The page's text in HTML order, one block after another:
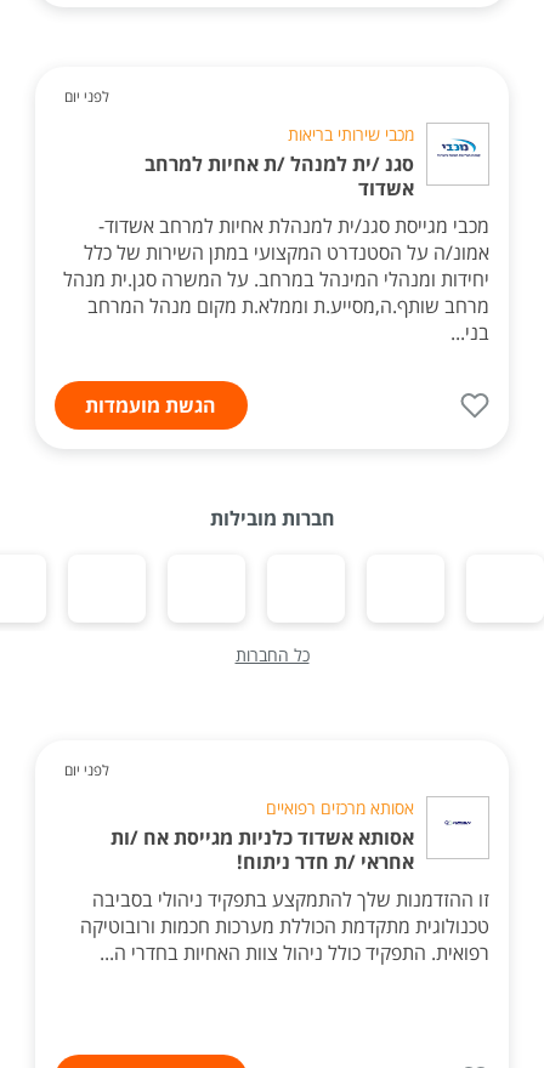
לפני יום
מכבי שירותי בריאות
סגנ /ית למנהל /ת אחיות למרחב
אשדוד
מכבי מגייסת סגנ/ית למנהלת אחיות למרחב אשדוד-
אמונ/ה על הסטנדרט המקצועי במתן השירות של כלל
יחידות ומנהלי המינהל במרחב. על המשרה סגן.ית מנהל
מרחב שותף.ה,מסייע.ת וממלא.ת מקום מנהל המרחב
בני...
הגשת מועמדות
חברות מובילות
כל החברות
לפני יום
אסותא מרכזים רפואיים
אסותא אשדוד כלניות מגייסת אח /ות
אחראי /ת חדר ניתוח!
זו ההזדמנות שלך להתמקצע בתפקיד ניהולי בסביבה
טכנולוגית מתקדמת הכוללת מערכות חכמות ורובוטיקה
רפואית. התפקיד כולל ניהול צוות האחיות בחדרי ה...